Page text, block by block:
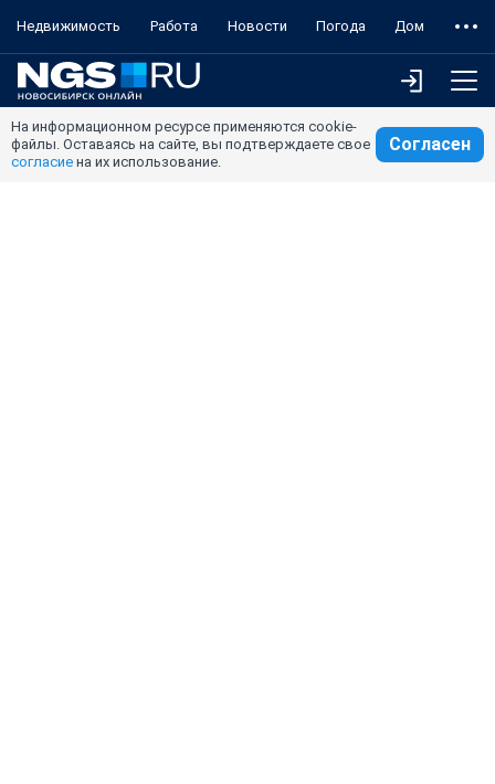
Недвижимость Работа Новости Погода Дом
На информационном ресурсе применяются cookie-
файлы. Оставаясь на сайте, вы подтверждаете свое
согласие на их использование.
Согласен